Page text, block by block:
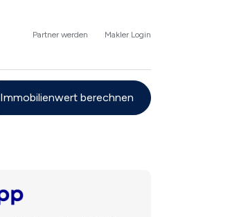
Partner werden Makler Login
Immobilienwert berechnen